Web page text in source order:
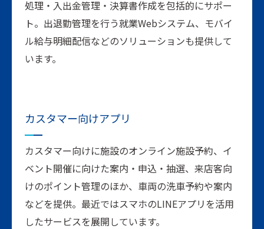
処理・入出金管理・決算書作成を包括的にサポー
ト。出退勤管理を行う就業Webシステム、モバイ
ル給与明細配信などのソリューションも提供して
います。
カスタマー向けアプリ
カスタマー向けに施設のオンライン施設予約、イ
ベント開催に向けた案内・申込・抽選、来店客向
けのポイント管理のほか、車両の洗車予約や案内
などを提供。最近ではスマホのLINEアプリを活用
したサービスを展開しています。